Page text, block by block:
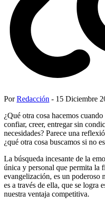
PorRedacción - 15 Diciembre
¿Qué otra cosa hacemos
confiar, creer, entregar sin
necesidades? Parece una
¿qué otra cosa buscamos si no
La búsqueda incesante de la
única y personal que permita la
evangelización, es un
es a través de ella, que se logra
nuestra ventaja competitiva.